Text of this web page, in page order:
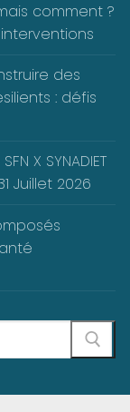
comment ?
des
: défis
X SYNADIET
Juillet 2026